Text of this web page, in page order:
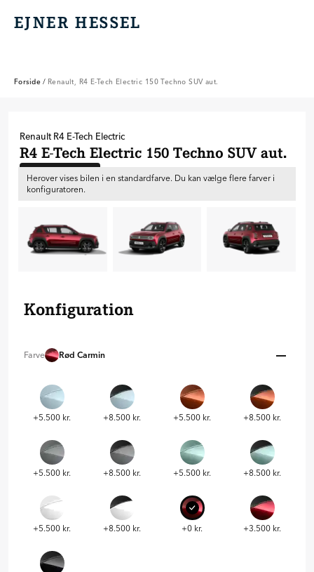
EJNER HESSEL
EJNER HESSEL
Forside / Renault, R4 E-Tech Electric 150 Techno SUV aut.
Renault R4 E-Tech Electric
R4 E-Tech Electric 150 Techno SUV aut.
Herover vises bilen i en standardfarve. Du kan vælge flere farver i
konfiguratoren.
Konfiguration
Farve Rød Carmin
+5.500 kr. +8.500 kr. +5.500 kr. +8.500 kr.
+5.500 kr. +8.500 kr. +5.500 kr. +8.500 kr.
+5.500 kr. +8.500 kr. +0 kr. +3.500 kr.